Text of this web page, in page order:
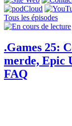
Tous les épisodes
.Games 25:
merde, Epic
FAQ